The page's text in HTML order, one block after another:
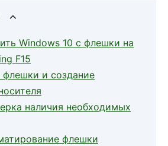
Windows 10 с флешки на
F15
флешки и создание
наличия необходимых
флешки